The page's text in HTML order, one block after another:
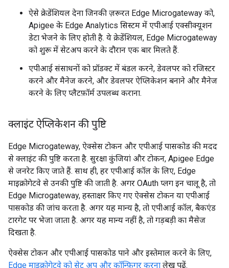
ऐसे क्रेडेंशियल देना जिनकी ज़रूरत Edge Microgateway को,
Apigee के Edge Analytics सिस्टम में एपीआई एक्सीक्यूशन
डेटा भेजने के लिए होती है. ये क्रेडेंशियल, Edge Microgateway
को शुरू में सेटअप करने के दौरान एक बार मिलते हैं.
एपीआई संसाधनों को प्रॉडक्ट में बंडल करने, डेवलपर को रजिस्टर
करने और मैनेज करने, और डेवलपर ऐप्लिकेशन बनाने और मैनेज
करने के लिए प्लैटफ़ॉर्म उपलब्ध कराना.
क्लाइंट ऐप्लिकेशन की पुष्टि
Edge Microgateway, ऐक्सेस टोकन और एपीआई पासकोड की मदद
से क्लाइंट की पुष्टि करता है. सुरक्षा कुंजियां और टोकन, Apigee Edge
से जनरेट किए जाते हैं. साथ ही, हर एपीआई कॉल के लिए, Edge
माइक्रोगेटवे से उनकी पुष्टि की जाती है. अगर OAuth प्लग इन चालू है, तो
Edge Microgateway, हस्ताक्षर किए गए ऐक्सेस टोकन या एपीआई
पासकोड की जांच करता है. अगर यह मान्य है, तो एपीआई कॉल, बैकएंड
टारगेट पर भेजा जाता है. अगर यह मान्य नहीं है, तो गड़बड़ी का मैसेज
दिखता है.
ऐक्सेस टोकन और एपीआई पासकोड पाने और इस्तेमाल करने के लिए,
Edge माइक्रोगेटवे को सेट अप और कॉन्फ़िगर करना लेख पढ़ें.